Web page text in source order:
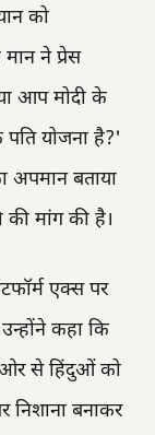
को
ने प्रेस
आप मोदी के
पति योजना है?'
अपमान बताया
मांग की है।
एक्स पर
कहा कि
से हिंदुओं को
निशाना बनाकर